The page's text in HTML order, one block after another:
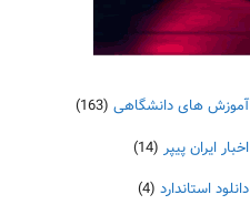
آموزش های دانشگاهی (163)
اخبار ایران پیپر (14)
دانلود استاندارد (4)